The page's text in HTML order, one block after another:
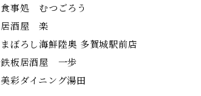
食事処 むつごろう
居酒屋 楽
まぼろし海鮮陸奥 多賀城駅前店
鉄板居酒屋 一歩
美彩ダイニング湯田